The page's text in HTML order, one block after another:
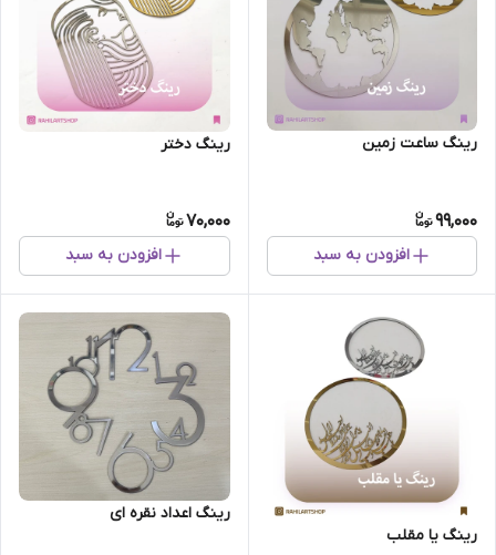
رینگ ساعت زمین
99,000
افزودن به سبد
رینگ دختر
70,000
افزودن به سبد
رینگ یا مقلب
رینگ اعداد نقره ای